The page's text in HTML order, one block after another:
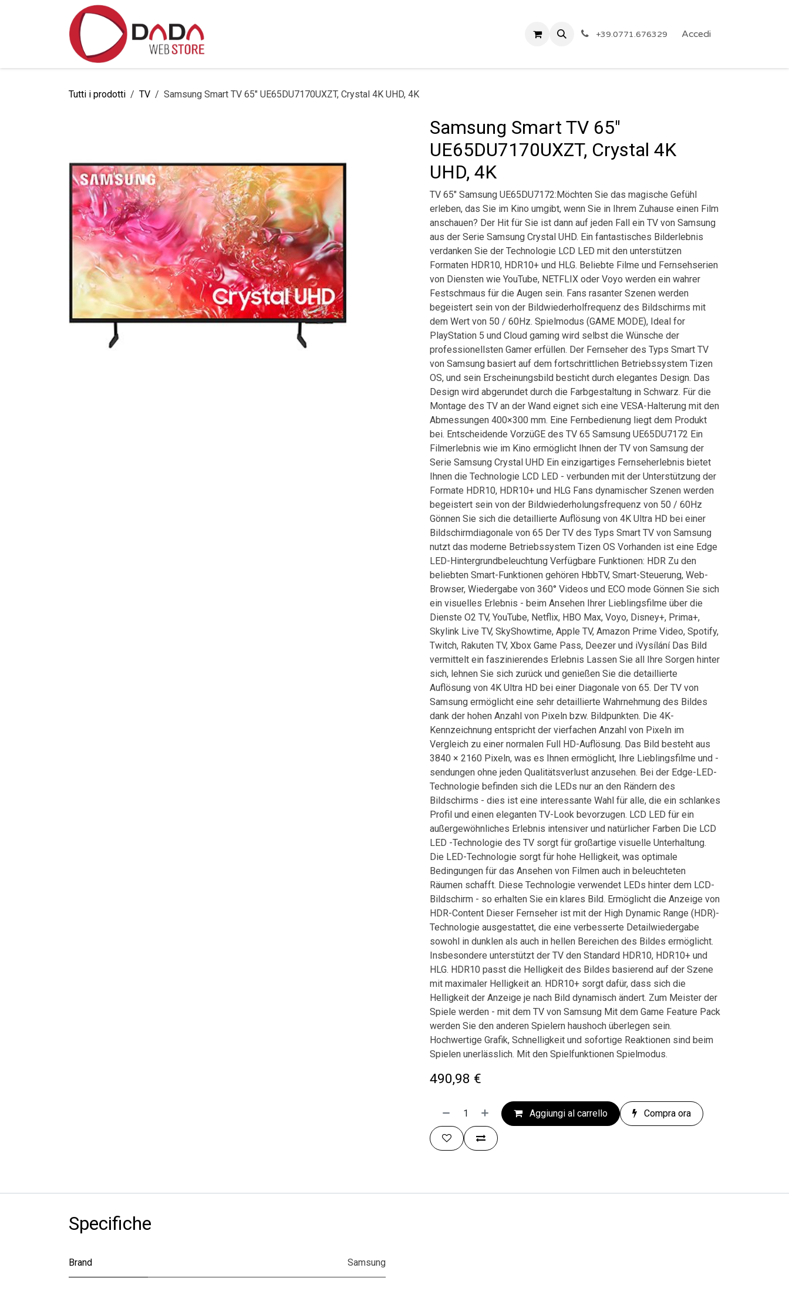
Politica Privacy Eventi ARTICOLI A PREZZO SHOCK!
+39.0771.676329 Accedi
Tutti i prodotti TV Samsung Smart TV 65" UE65DU7170UXZT, Crystal 4K UHD, 4K
Samsung Smart TV 65"
UE65DU7170UXZT, Crystal 4K
UHD, 4K
TV 65" Samsung UE65DU7172:Möchten Sie das magische Gefühl
erleben, das Sie im Kino umgibt, wenn Sie in Ihrem Zuhause einen Film
anschauen? Der Hit für Sie ist dann auf jeden Fall ein TV von Samsung
aus der Serie Samsung Crystal UHD. Ein fantastisches Bilderlebnis
verdanken Sie der Technologie LCD LED mit den unterstützen
Formaten HDR10, HDR10+ und HLG. Beliebte Filme und Fernsehserien
von Diensten wie YouTube, NETFLIX oder Voyo werden ein wahrer
Festschmaus für die Augen sein. Fans rasanter Szenen werden
begeistert sein von der Bildwiederholfrequenz des Bildschirms mit
dem Wert von 50 / 60Hz. Spielmodus (GAME MODE), Ideal for
PlayStation 5 und Cloud gaming wird selbst die Wünsche der
professionellsten Gamer erfüllen. Der Fernseher des Typs Smart TV
von Samsung basiert auf dem fortschrittlichen Betriebssystem Tizen
OS, und sein Erscheinungsbild besticht durch elegantes Design. Das
Design wird abgerundet durch die Farbgestaltung in Schwarz. Für die
Montage des TV an der Wand eignet sich eine VESA-Halterung mit den
Abmessungen 400×300 mm. Eine Fernbedienung liegt dem Produkt
bei. Entscheidende VorzüGE des TV 65 Samsung UE65DU7172 Ein
Filmerlebnis wie im Kino ermöglicht Ihnen der TV von Samsung der
Serie Samsung Crystal UHD Ein einzigartiges Fernseherlebnis bietet
Ihnen die Technologie LCD LED - verbunden mit der Unterstützung der
Formate HDR10, HDR10+ und HLG Fans dynamischer Szenen werden
begeistert sein von der Bildwiederholungsfrequenz von 50 / 60Hz
Gönnen Sie sich die detaillierte Auflösung von 4K Ultra HD bei einer
Bildschirmdiagonale von 65 Der TV des Typs Smart TV von Samsung
nutzt das moderne Betriebssystem Tizen OS Vorhanden ist eine Edge
LED-Hintergrundbeleuchtung Verfügbare Funktionen: HDR Zu den
beliebten Smart-Funktionen gehören HbbTV, Smart-Steuerung, Web-
Browser, Wiedergabe von 360° Videos und ECO mode Gönnen Sie sich
ein visuelles Erlebnis - beim Ansehen Ihrer Lieblingsfilme über die
Dienste O2 TV, YouTube, Netflix, HBO Max, Voyo, Disney+, Prima+,
Skylink Live TV, SkyShowtime, Apple TV, Amazon Prime Video, Spotify,
Twitch, Rakuten TV, Xbox Game Pass, Deezer und iVysílání Das Bild
vermittelt ein faszinierendes Erlebnis Lassen Sie all Ihre Sorgen hinter
sich, lehnen Sie sich zurück und genießen Sie die detaillierte
Auflösung von 4K Ultra HD bei einer Diagonale von 65. Der TV von
Samsung ermöglicht eine sehr detaillierte Wahrnehmung des Bildes
dank der hohen Anzahl von Pixeln bzw. Bildpunkten. Die 4K-
Kennzeichnung entspricht der vierfachen Anzahl von Pixeln im
Vergleich zu einer normalen Full HD-Auflösung. Das Bild besteht aus
3840 × 2160 Pixeln, was es Ihnen ermöglicht, Ihre Lieblingsfilme und -
sendungen ohne jeden Qualitätsverlust anzusehen. Bei der Edge-LED-
Technologie befinden sich die LEDs nur an den Rändern des
Bildschirms - dies ist eine interessante Wahl für alle, die ein schlankes
Profil und einen eleganten TV-Look bevorzugen. LCD LED für ein
außergewöhnliches Erlebnis intensiver und natürlicher Farben Die LCD
LED -Technologie des TV sorgt für großartige visuelle Unterhaltung.
Die LED-Technologie sorgt für hohe Helligkeit, was optimale
Bedingungen für das Ansehen von Filmen auch in beleuchteten
Räumen schafft. Diese Technologie verwendet LEDs hinter dem LCD-
Bildschirm - so erhalten Sie ein klares Bild. Ermöglicht die Anzeige von
HDR-Content Dieser Fernseher ist mit der High Dynamic Range (HDR)-
Technologie ausgestattet, die eine verbesserte Detailwiedergabe
sowohl in dunklen als auch in hellen Bereichen des Bildes ermöglicht.
Insbesondere unterstützt der TV den Standard HDR10, HDR10+ und
HLG. HDR10 passt die Helligkeit des Bildes basierend auf der Szene
mit maximaler Helligkeit an. HDR10+ sorgt dafür, dass sich die
Helligkeit der Anzeige je nach Bild dynamisch ändert. Zum Meister der
Spiele werden - mit dem TV von Samsung Mit dem Game Feature Pack
werden Sie den anderen Spielern haushoch überlegen sein.
Hochwertige Grafik, Schnelligkeit und sofortige Reaktionen sind beim
Spielen unerlässlich. Mit den Spielfunktionen Spielmodus.
490,98 €
Aggiungi al carrello Compra ora
Specifiche
Brand Samsung